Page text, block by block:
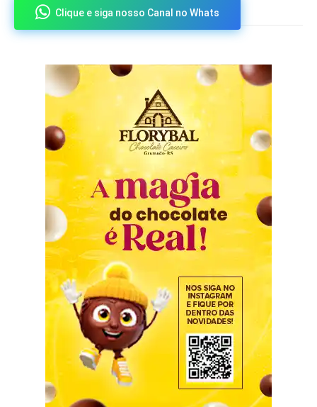
Clique e siga nosso Canal no Whats